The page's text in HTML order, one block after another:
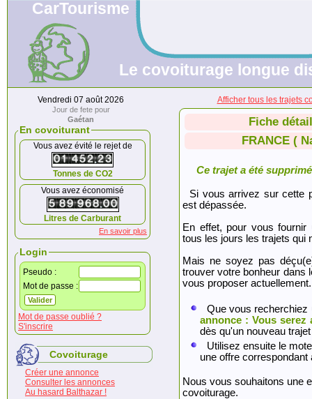
CarTourisme
Le covoiturage longue
Vendredi 07 août 2026
Jour de fete pour
Gaétan
En covoiturant
Vous avez évité le rejet de
Tonnes de CO2
Vous avez économisé
Litres de Carburant
En savoir plus
Login
Pseudo :
Mot de passe :
Mot de passe oublié ?
S'inscrire
Covoiturage
Créer une annonce
Consulter les annonces
Au hasard Balthazar !
Afficher tous les trajets
Fiche
FRANCE (
Ce trajet a été
Si vous arrivez sur cette
est dépassée.
En effet, pour vous fournir
tous les jours les trajets qui
Mais ne soyez pas
trouver votre bonheur dans
vous proposer actuellement.
Que vous
annonce : Vous serez
dès qu'un nouveau
Utilisez ensuite le
une offre
Nous vous souhaitons une
covoiturage.